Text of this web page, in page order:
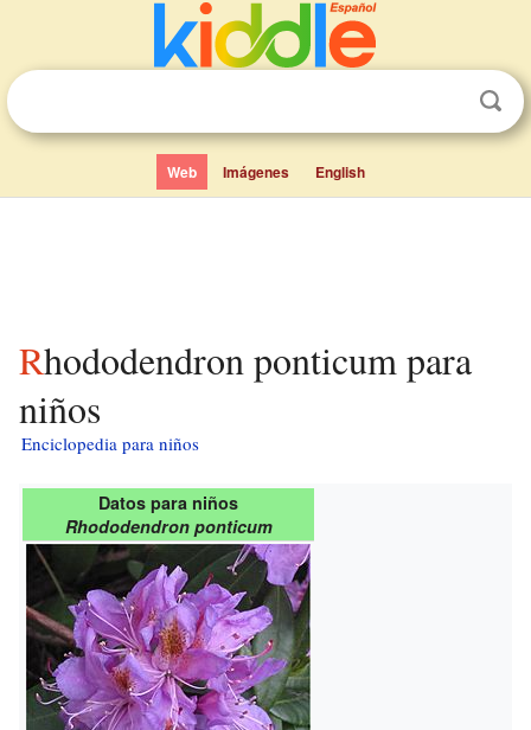
Web Imágenes English
Rhododendron ponticum para
niños
Enciclopedia para niños
Datos para niños
Rhododendron ponticum